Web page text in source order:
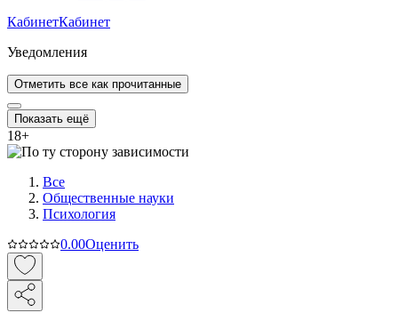
КабинетКабинет
Уведомления
Отметить все как прочитанные
Показать ещё
18+
Все
Общественные науки
Психология
0.00Оценить